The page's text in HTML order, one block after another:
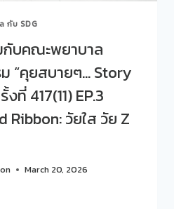
กับ SDG
บคณะพยาบาล
“คุยสบายๆ… Story
ที่ 417(11) EP.3
Ribbon: วัยใส วัย Z
March 20, 2026